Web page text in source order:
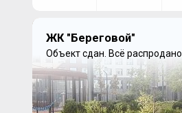
ЖК "Береговой"
Объект сдан. Всё распродано.